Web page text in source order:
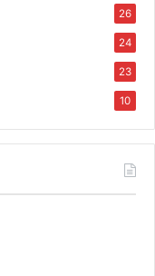
26
24
23
10